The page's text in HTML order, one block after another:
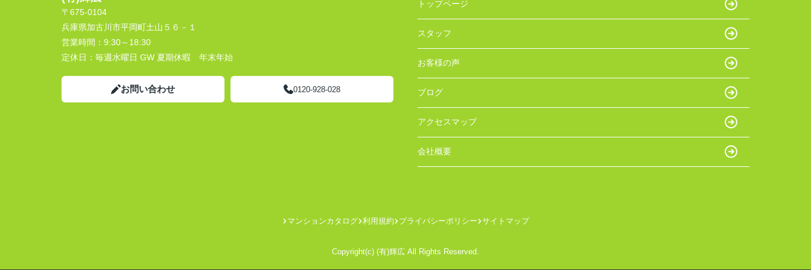
〒675-0104
兵庫県加古川市平岡町土山５６－１
営業時間： 9:30～18:30
定休日： 毎週水曜日 GW 夏期休暇 年末年始
お問い合わせ 0120-928-028
トップページ
スタッフ
お客様の声
ブログ
アクセスマップ
会社概要
マンションカタログ 利用規約 プライバシーポリシー サイトマップ
Copyright(c) (有)輝広 All Rights Reserved.